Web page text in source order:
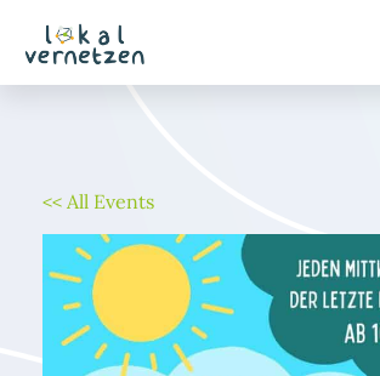
Inhalt
springen
<< All Events